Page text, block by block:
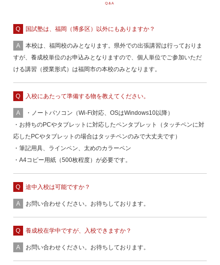
Q&A
国試塾は、福岡（博多区）以外にもありますか？
本校は、福岡校のみとなります。県外での出張講習は行っておりま
すが、養成校単位のお申込みとなりますので、個人単位でご参加いただ
ける講習（授業形式）は福岡市の本校のみとなります。
入校にあたって準備する物を教えてください。
・ノートパソコン（Wi-Fi対応、OSはWindows10以降）
・お持ちのPCやタブレットに対応したペンタブレット（タッチペンに対
応したPCやタブレットの場合はタッチペンのみで大丈夫です）
・筆記用具、ラインペン、太めのカラーペン
・A4コピー用紙（500枚程度）が必要です。
途中入校は可能ですか？
お問い合わせください。お待ちしております。
養成校在学中ですが、入校できますか？
お問い合わせください。お待ちしております。